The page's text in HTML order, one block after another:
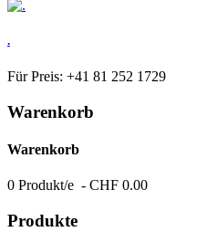
.
Für Preis: +41 81 252 1729
Warenkorb
Warenkorb
0 Produkt/e - CHF 0.00
Produkte